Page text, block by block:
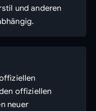
und anderen
offiziellen
neuer